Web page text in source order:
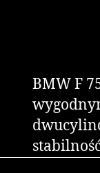
BMW F